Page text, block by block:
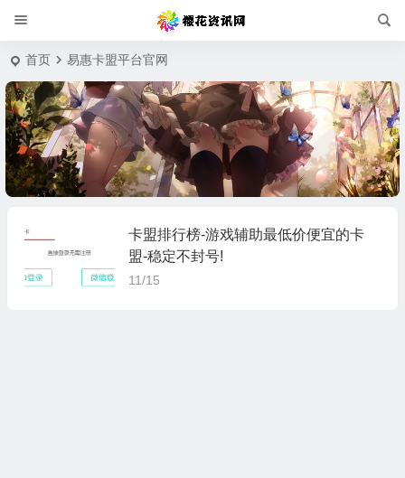
首页 易惠卡盟平台官网
卡盟排行榜-游戏辅助最低价便宜的卡
盟-稳定不封号!
11/15